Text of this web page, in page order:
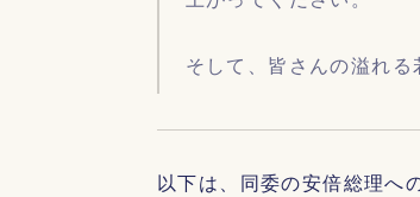
そして、皆さんの溢れ
以下は、同委の安倍総理へ